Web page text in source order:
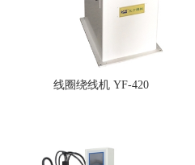
线圈绕线机 YF-420